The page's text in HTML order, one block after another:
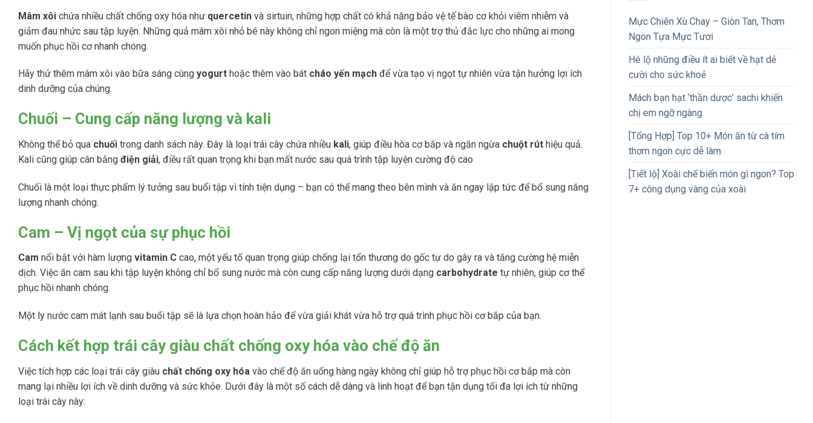
Mâm xôi chứa nhiều chất chống oxy hóa như quercetin và sirtuin, những hợp chất có khả năng bảo vệ tế bào cơ khỏi viêm nhiễm và
giảm đau nhức sau tập luyện. Những quả mâm xôi nhỏ bé này không chỉ ngon miệng mà còn là một trợ thủ đắc lực cho những ai mong
muốn phục hồi cơ nhanh chóng​.
Hãy thử thêm mâm xôi vào bữa sáng cùng yogurt hoặc thêm vào bát cháo yến mạch để vừa tạo vị ngọt tự nhiên vừa tận hưởng lợi ích
dinh dưỡng của chúng.
Chuối – Cung cấp năng lượng và kali
Không thể bỏ qua chuối trong danh sách này. Đây là loại trái cây chứa nhiều kali, giúp điều hòa cơ bắp và ngăn ngừa chuột rút hiệu quả.
Kali cũng giúp cân bằng điện giải, điều rất quan trọng khi bạn mất nước sau quá trình tập luyện cường độ cao​
Chuối là một loại thực phẩm lý tưởng sau buổi tập vì tính tiện dụng – bạn có thể mang theo bên mình và ăn ngay lập tức để bổ sung năng
lượng nhanh chóng.
Cam – Vị ngọt của sự phục hồi
Cam nổi bật với hàm lượng vitamin C cao, một yếu tố quan trọng giúp chống lại tổn thương do gốc tự do gây ra và tăng cường hệ miễn
dịch. Việc ăn cam sau khi tập luyện không chỉ bổ sung nước mà còn cung cấp năng lượng dưới dạng carbohydrate tự nhiên, giúp cơ thể
phục hồi nhanh chóng​.
Một ly nước cam mát lạnh sau buổi tập sẽ là lựa chọn hoàn hảo để vừa giải khát vừa hỗ trợ quá trình phục hồi cơ bắp của bạn.
Cách kết hợp trái cây giàu chất chống oxy hóa vào chế độ ăn
Việc tích hợp các loại trái cây giàu chất chống oxy hóa vào chế độ ăn uống hàng ngày không chỉ giúp hỗ trợ phục hồi cơ bắp mà còn
mang lại nhiều lợi ích về dinh dưỡng và sức khỏe. Dưới đây là một số cách dễ dàng và linh hoạt để bạn tận dụng tối đa lợi ích từ những
loại trái cây này:
Mực Chiên Xù Chay – Giòn Tan, Thơm
Ngon Tựa Mực Tươi
Hé lộ những điều ít ai biết về hạt dẻ
cười cho sức khoẻ
Mách bạn hạt ‘thần dược’ sachi khiến
chị em ngỡ ngàng
[Tổng Hợp] Top 10+ Món ăn từ cà tím
thơm ngon cực dễ làm
[Tiết lộ] Xoài chế biến món gì ngon? Top
7+ công dụng vàng của xoài